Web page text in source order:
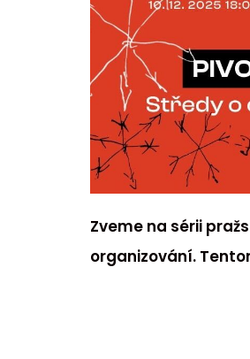
Zveme na sérii
organizování.